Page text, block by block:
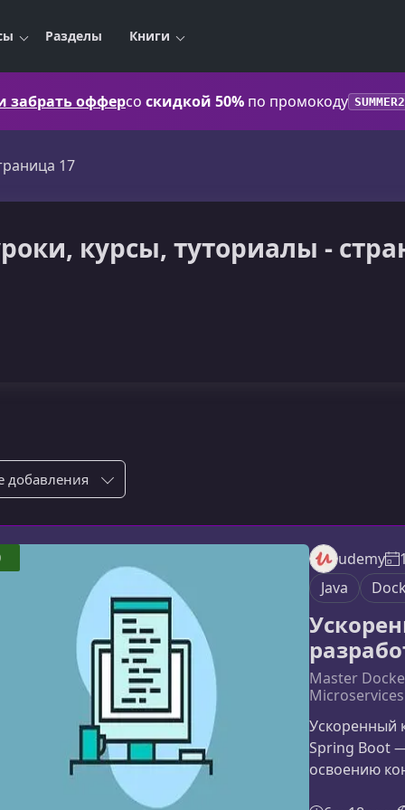
Разделы Книги
забрать офферсо скидкой 50% по промокоду
17
курсы, туториалы -
по:
udemy
Java
Master
Microservices
Ускоренный
Spring Boot
освоению
тем, кто